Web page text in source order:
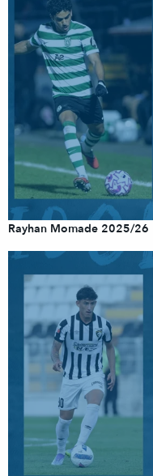
Rayhan Momade 2025/26